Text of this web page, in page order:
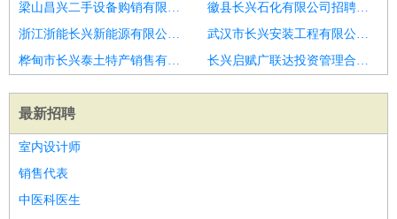
梁山昌兴二手设备购销有限公司招聘青岛市招聘服务员3
徽县长兴石化有限公司招聘服务员
浙江浙能长兴新能源有限公司招聘江南区招聘服务员
武汉市长兴安装工程有限公司柳州分公司招聘空港新城招服务员
桦甸市长兴泰土特产销售有限公司招聘餐饮服务员
长兴启赋广联达投资管理合伙企业(有限合伙)招聘服务员
最新招聘
室内设计师
销售代表
中医科医生